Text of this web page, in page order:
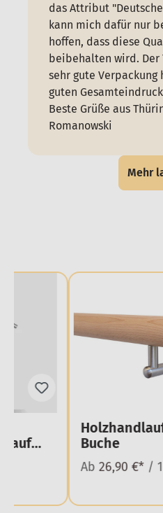
das Attribut
kann mich dafür nur
hoffen, dass diese
beibehalten wird.
sehr gute Verpackung
guten
Beste Grüße aus
Romanowski
Mehr
auf
Buche
Ab 26,90 €* /